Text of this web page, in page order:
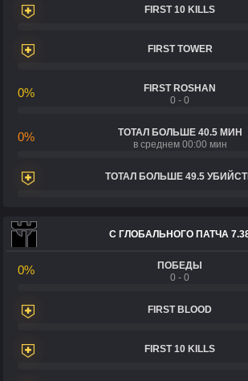
FIRST 10 KILLS
FIRST TOWER
0%
FIRST ROSHAN
0 - 0
0%
ТОТАЛ БОЛЬШЕ 40.5 МИН
в среднем 00:00 мин
ТОТАЛ БОЛЬШЕ 49.5
С ГЛОБАЛЬНОГО ПАТЧА
0%
ПОБЕДЫ
0 - 0
FIRST BLOOD
FIRST 10 KILLS